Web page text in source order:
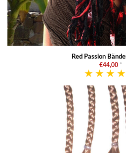
Red Passion
€44,00 *